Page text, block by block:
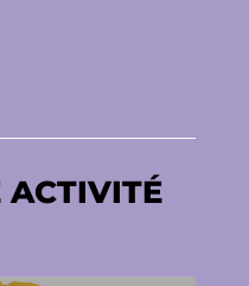
ACTIVITÉ